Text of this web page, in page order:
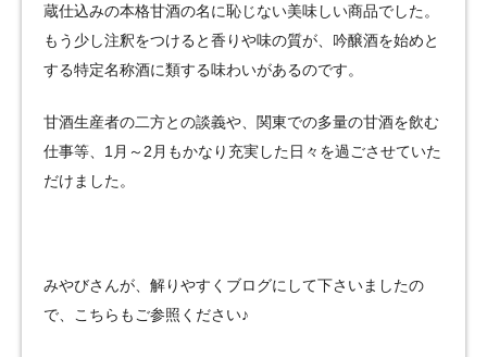
蔵仕込みの本格甘酒の名に恥じない美味しい商品でした。
もう少し注釈をつけると香りや味の質が、吟醸酒を始めと
する特定名称酒に類する味わいがあるのです。
甘酒生産者の二方との談義や、関東での多量の甘酒を飲む
仕事等、1月～2月もかなり充実した日々を過ごさせていた
だけました。
みやびさんが、解りやすくブログにして下さいましたの
で、こちらもご参照ください♪